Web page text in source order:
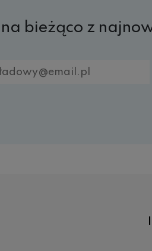
na bieżąco z